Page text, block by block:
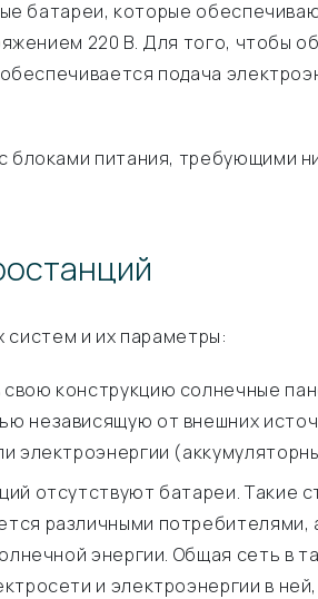
батареи, которые
220 В. Для того, чтобы
подача
питания, требующими
систем и их параметры:
конструкцию солнечные
независящую от внешних
электроэнергии
отсутствуют батареи. Такие
различными
энергии. Общая сеть в
и электроэнергии в